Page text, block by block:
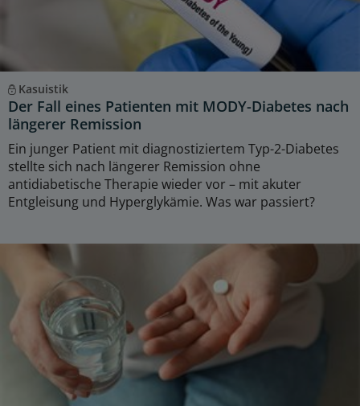
Kasuistik
Der Fall eines Patienten mit MODY-Diabetes nach
längerer Remission
Ein junger Patient mit diagnostiziertem Typ-2-Diabetes
stellte sich nach längerer Remission ohne
antidiabetische Therapie wieder vor – mit akuter
Entgleisung und Hyperglykämie. Was war passiert?